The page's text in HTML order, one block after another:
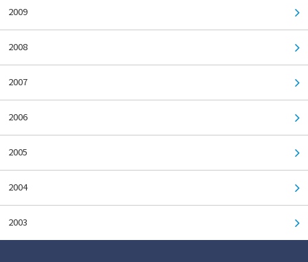
2009
2008
2007
2006
2005
2004
2003